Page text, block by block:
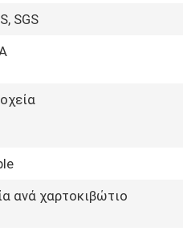
SGS
ανά χαρτοκιβώτιο